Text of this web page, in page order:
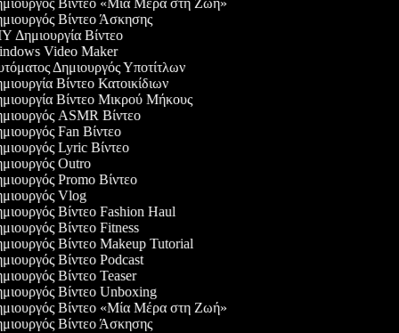
Βίντεο «Μία Μέρα στη Ζωή»
Βίντεο Άσκησης
Δημιουργία Βίντεο
Video Maker
Δημιουργός Υποτίτλων
Βίντεο Κατοικίδιων
Βίντεο Μικρού Μήκους
ASMR Βίντεο
Fan Βίντεο
Lyric Βίντεο
Outro
Promo Βίντεο
Vlog
Βίντεο Fashion Haul
Βίντεο Fitness
Βίντεο Makeup Tutorial
Βίντεο Podcast
Βίντεο Teaser
Βίντεο Unboxing
Βίντεο «Μία Μέρα στη Ζωή»
Βίντεο Άσκησης